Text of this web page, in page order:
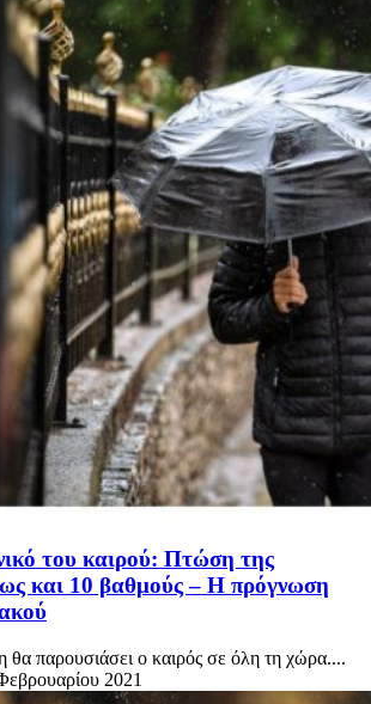
του καιρού: Πτώση της
και 10 βαθμούς – Η πρόγνωση
θα παρουσιάσει ο καιρός σε όλη τη χώρα....
2021